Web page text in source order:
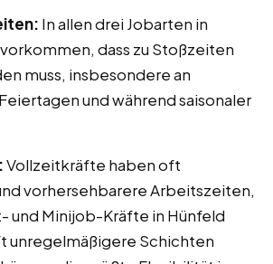
In allen drei Jobarten in
dass zu Stoßzeiten
muss, insbesondere an
und während saisonaler
Vollzeitkräfte haben oft
vorhersehbarere Arbeitszeiten,
und Minijob-Kräfte in Hünfeld
unregelmäßigere Schichten